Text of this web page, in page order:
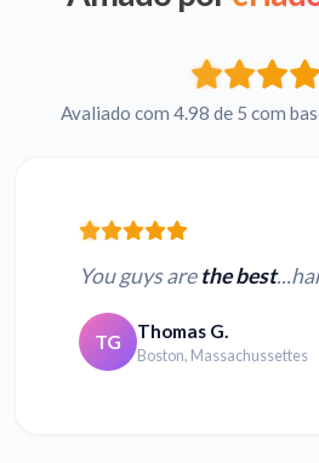
Avaliado com 4.98 de 5 com
You guys arethe best
TG Thomas G.
Boston, Massachussettes